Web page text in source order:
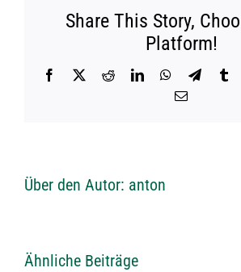
Share This Story,
Platform!
Facebook
X RedditLinkedInWhatsApp
E-
Über den Autor: anton
Ähnliche Beiträge